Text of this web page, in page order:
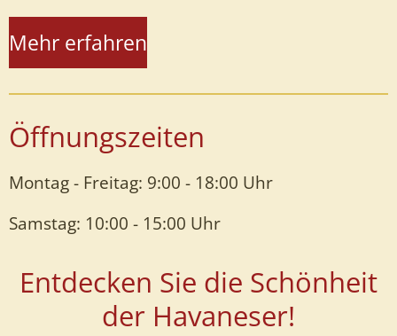
Mehr erfahren
Öffnungszeiten
Montag - Freitag: 9:00 - 18:00 Uhr
Samstag: 10:00 - 15:00 Uhr
Entdecken Sie die Schönheit
der Havaneser!